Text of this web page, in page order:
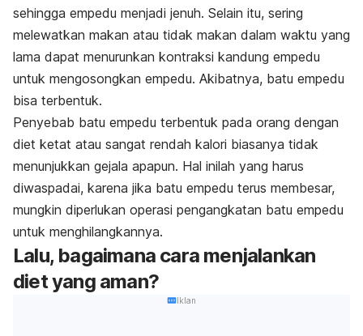
sehingga empedu menjadi jenuh. Selain itu, sering
melewatkan makan atau tidak makan dalam waktu yang
lama dapat menurunkan kontraksi kandung empedu
untuk mengosongkan empedu. Akibatnya, batu empedu
bisa terbentuk.
Penyebab batu empedu terbentuk pada orang dengan
diet ketat atau sangat rendah kalori biasanya tidak
menunjukkan gejala apapun. Hal inilah yang harus
diwaspadai, karena jika batu empedu terus membesar,
mungkin diperlukan operasi pengangkatan batu empedu
untuk menghilangkannya.
Lalu, bagaimana cara menjalankan
diet yang aman?
Iklan